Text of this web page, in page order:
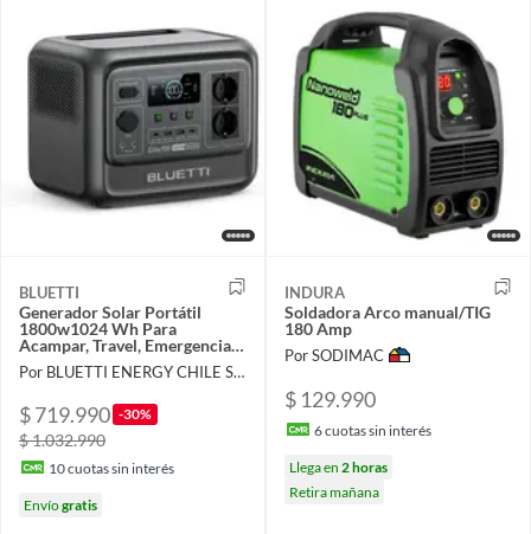
BLUETTI
Generador Solar Portátil
1800w1024 Wh Para
Acampar, Travel, Emergencia
Corte de Energía elite 100v2
Por BLUETTI ENERGY CHILE SpA
$ 719.990 -30%
$ 1.032.990
10cuotas sin interés
Envíogratis
INDURA
Soldadora Arco manual/TIG
180 Amp
Por SODIMAC
$ 129.990
6cuotas sin interés
Llega en 2 horas
Retira mañana